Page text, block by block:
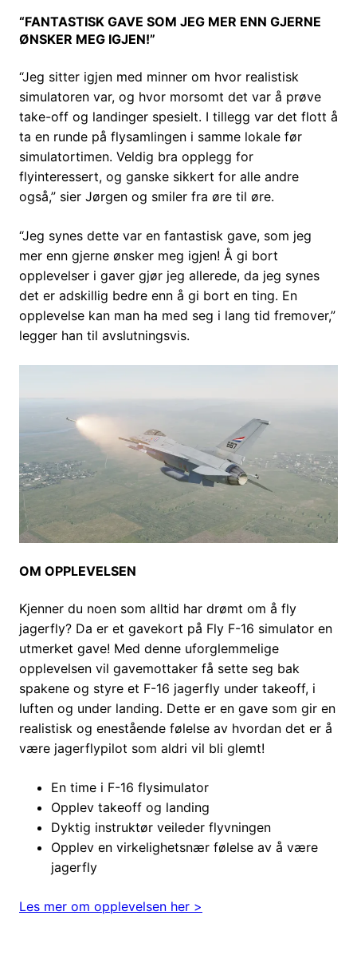
“FANTASTISK GAVE SOM JEG MER ENN GJERNE
ØNSKER MEG IGJEN!”
“Jeg sitter igjen med minner om hvor realistisk
simulatoren var, og hvor morsomt det var å prøve
take-off og landinger spesielt. I tillegg var det flott å
ta en runde på flysamlingen i samme lokale før
simulatortimen. Veldig bra opplegg for
flyinteressert, og ganske sikkert for alle andre
også,” sier Jørgen og smiler fra øre til øre.
“Jeg synes dette var en fantastisk gave, som jeg
mer enn gjerne ønsker meg igjen! Å gi bort
opplevelser i gaver gjør jeg allerede, da jeg synes
det er adskillig bedre enn å gi bort en ting. En
opplevelse kan man ha med seg i lang tid fremover,”
legger han til avslutningsvis.
OM OPPLEVELSEN
Kjenner du noen som alltid har drømt om å fly
jagerfly? Da er et gavekort på Fly F-16 simulator en
utmerket gave! Med denne uforglemmelige
opplevelsen vil gavemottaker få sette seg bak
spakene og styre et F-16 jagerfly under takeoff, i
luften og under landing. Dette er en gave som gir en
realistisk og enestående følelse av hvordan det er å
være jagerflypilot som aldri vil bli glemt!
En time i F-16 flysimulator
Opplev takeoff og landing
Dyktig instruktør veileder flyvningen
Opplev en virkelighetsnær følelse av å være
jagerfly
Les mer om opplevelsen her >